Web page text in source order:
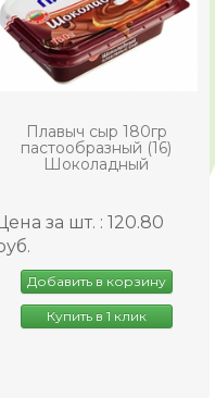
Плавыч сыр 180гр
пастообразный (16)
Шоколадный
за шт. : 120.80
Добавить в корзину
Купить в 1 клик